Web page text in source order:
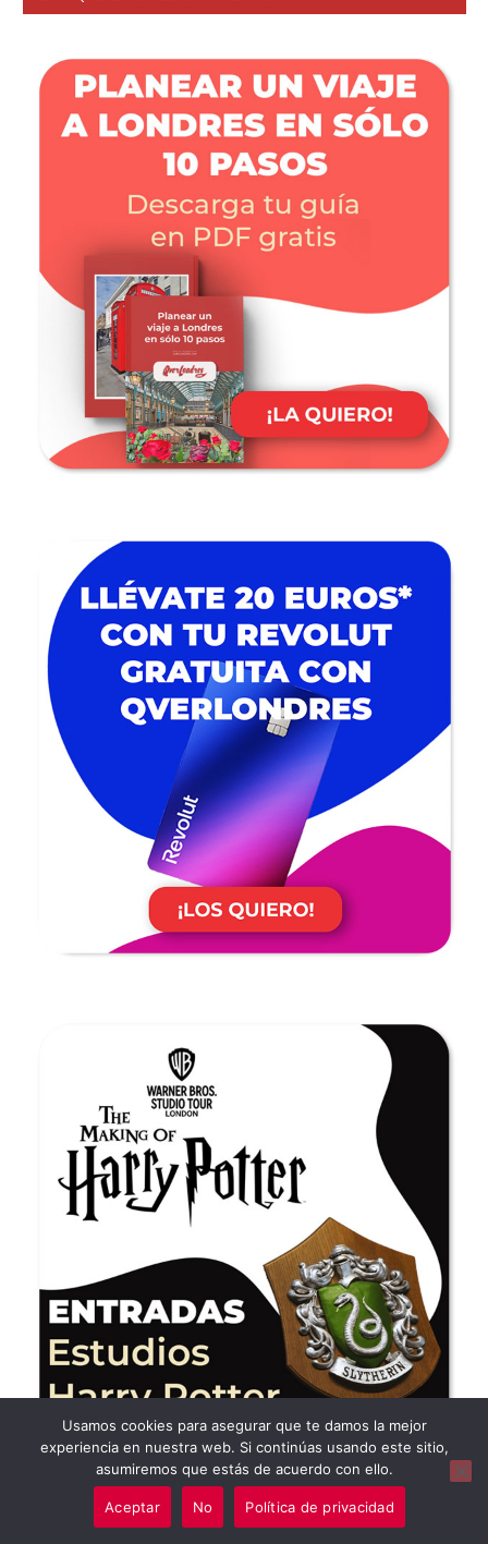
Usamos cookies para asegurar que te damos la mejor
experiencia en nuestra web. Si continúas usando este sitio,
asumiremos que estás de acuerdo con ello.
Aceptar No Política de privacidad